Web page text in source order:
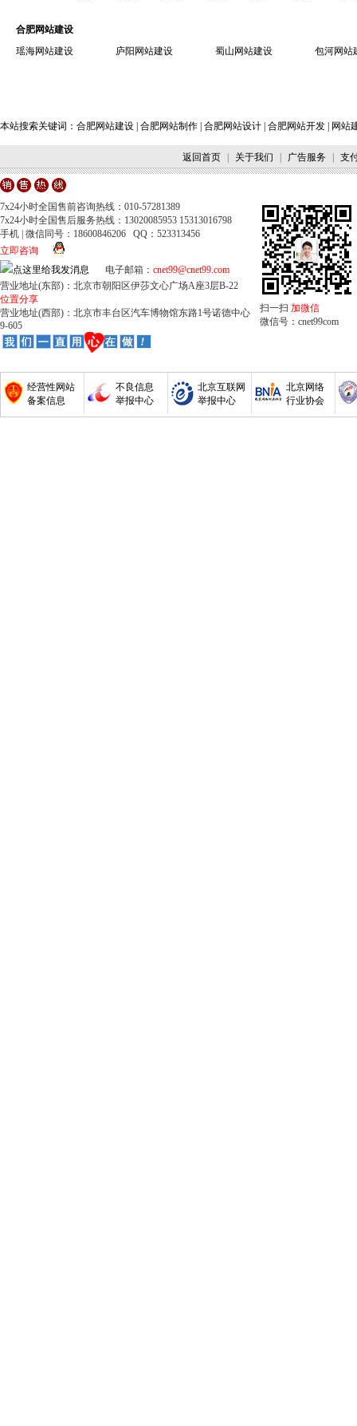
合肥网站建设
瑶海网站建设
庐阳网站建设 蜀山网站建设 包河网站
本站搜索关键词： 合肥网站建设 合肥网站制作 合肥网站设计 合肥网站开发 网站
返回首页 关于我们 广告服务 支
7x24小时全国售前咨询热线：010-57281389
7x24小时全国售后服务热线：13020085953 15313016798
手机 | 微信同号：18600846206 QQ：523313456
立即咨询
电子邮箱： cnet99@cnet99.com
营业地址(东部)：北京市朝阳区伊莎文心广场A座3层B-22
位置分享
营业地址(西部)：北京市丰台区汽车博物馆东路1号诺德中心
9-605
扫一扫 加微信
微信号：cnet99com
经营性网站
备案信息
不良信息
举报中心
北京互联网
举报中心
北京网络
行业协会